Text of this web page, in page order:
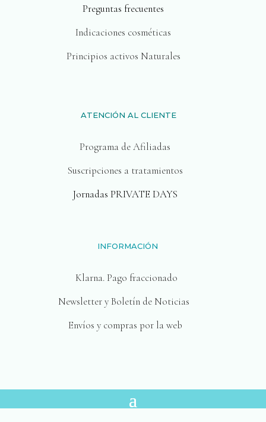
Preguntas frecuentes
Indicaciones cosméticas
Principios activos Naturales
ATENCIÓN AL CLIENTE
Programa de Afiliadas
Suscripciones a tratamientos
Jornadas PRIVATE DAYS
INFORMACIÓN
Klarna. Pago fraccionado
Newsletter y Boletín de Noticias
Envíos y compras por la web